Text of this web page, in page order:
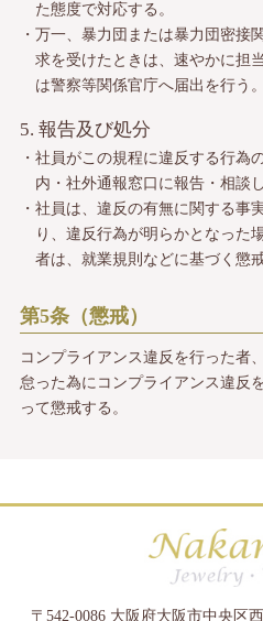
た態度で対応する。
・万一、暴力団または暴力団密接
求を受けたときは、速やかに担
は警察等関係官庁へ届出を行う。
5. 報告及び処分
・社員がこの規程に違反する行為
内・社外通報窓口に報告・相談
・社員は、違反の有無に関する事
り、違反行為が明らかとなった場
者は、就業規則などに基づく懲
第5条（懲戒）
コンプライアンス違反を行った者
怠った為にコンプライアンス違反
って懲戒する。
〒542-0086 大阪府大阪市中央区